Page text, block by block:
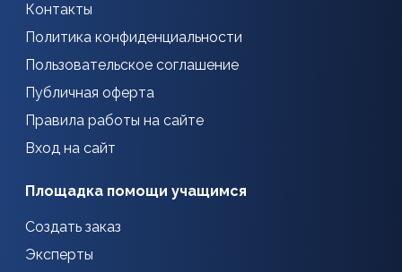
Контакты
Политика конфиденциальности
Пользовательское соглашение
Публичная оферта
Правила работы на сайте
Вход на сайт
Площадка помощи учащимся
Создать заказ
Эксперты